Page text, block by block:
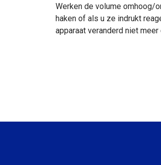
Werken de volume omhoog/
haken of als u ze indrukt
apparaat veranderd niet